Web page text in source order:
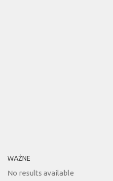
WAŻNE
No results available